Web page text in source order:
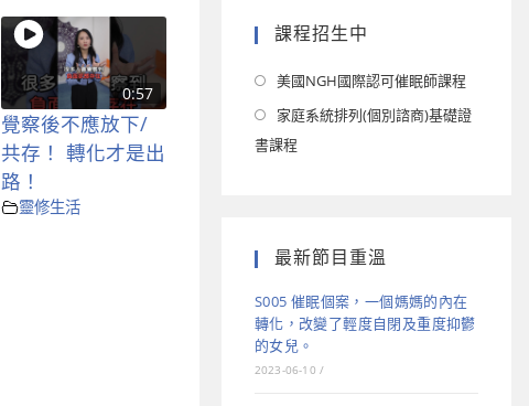
0:57
覺察後不應放下/
共存！ 轉化才是出
路！
靈修生活
課程招生中
美國NGH國際認可催眠師課程
家庭系統排列(個別諮商)基礎證
書課程
最新節目重溫
S005 催眠個案，一個媽媽的內在
轉化，改變了輕度自閉及重度抑鬱
的女兒。
2023-06-10 /